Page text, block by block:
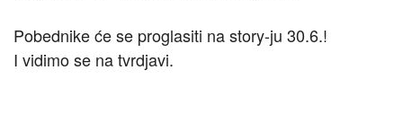
Pobednike će se proglasiti na story-ju 30.6.!
I vidimo se na tvrdjavi.